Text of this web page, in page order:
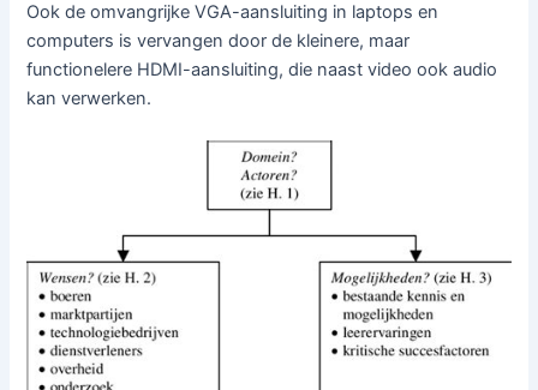
Ook de omvangrijke VGA-aansluiting in laptops en
computers is vervangen door de kleinere, maar
functionelere HDMI-aansluiting, die naast video ook audio
kan verwerken.